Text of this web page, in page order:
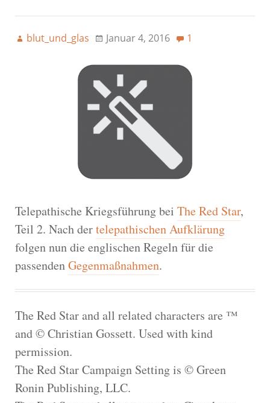
blut_und_glas Januar 4, 2016 1
Telepathische Kriegsführung bei The Red Star,
Teil 2. Nach dertelepathischen Aufklärung
folgen nun die englischen Regeln für die
passendenGegenmaßnahmen.
The Red Star and all related characters are ™
and © Christian Gossett. Used with kind
permission.
The Red Star Campaign Setting is © Green
Ronin Publishing, LLC.